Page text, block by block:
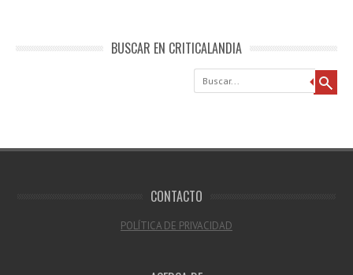
BUSCAR EN CRITICALANDIA
Buscar
CONTACTO
POLÍTICA DE PRIVACIDAD